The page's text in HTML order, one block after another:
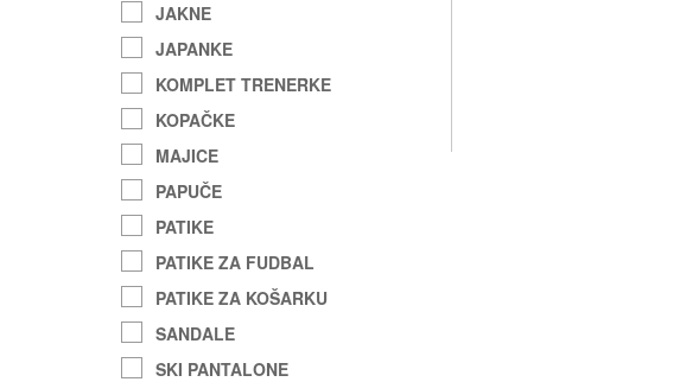
JAKNE
JAPANKE
KOMPLET TRENERKE
KOPAČKE
MAJICE
PAPUČE
PATIKE
PATIKE ZA FUDBAL
PATIKE ZA KOŠARKU
SANDALE
SKI PANTALONE